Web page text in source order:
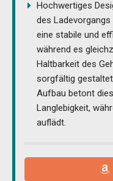
Hochwertiges
des Ladevorgangs
eine stabile und
während es
Haltbarkeit des
sorgfältig
Aufbau betont
Langlebigkeit,
auflädt.